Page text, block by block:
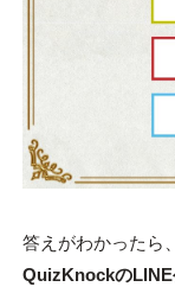
答えがわかったら、
QuizKnockのLINE